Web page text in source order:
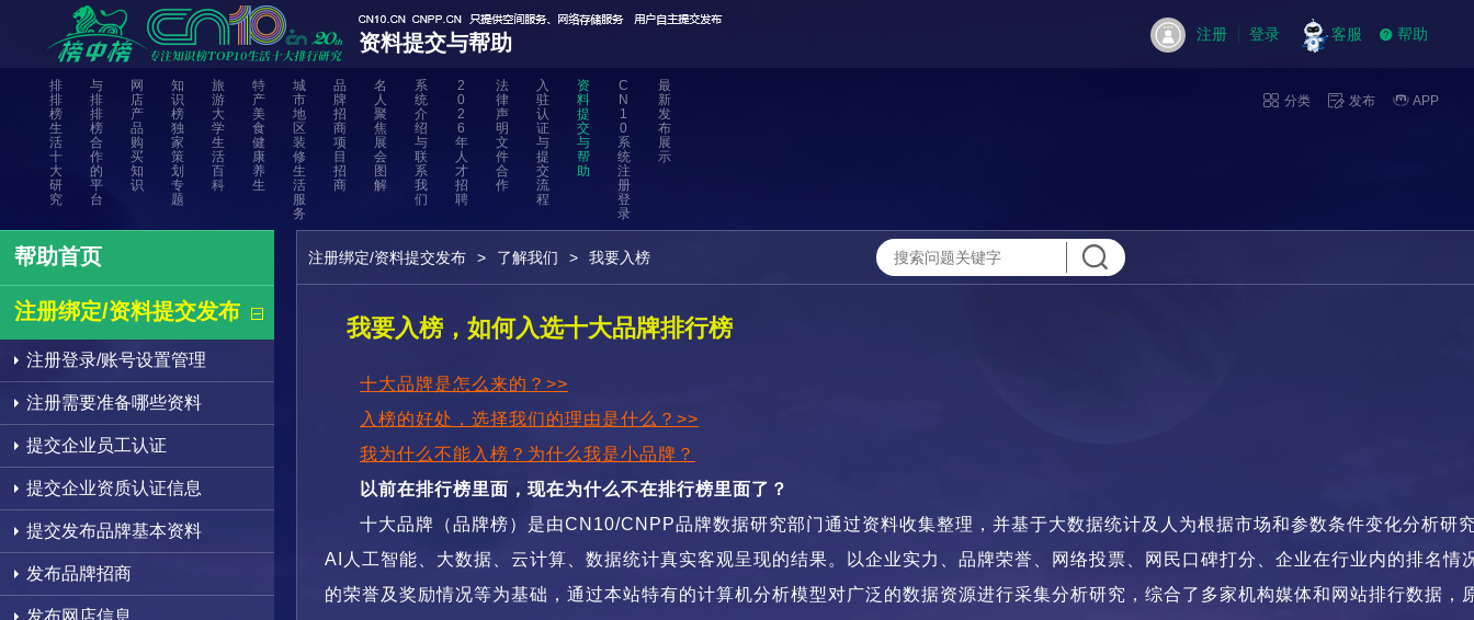
资料提交与帮助 注册 登录 客服 帮助
排
排
榜
生
活
十
大
研
究
与
排
排
榜
合
作
的
平
台
网
店
产
品
购
买
知
识
知
识
榜
独
家
策
划
专
题
旅
游
大
学
生
活
百
科
特
产
美
食
健
康
养
生
城
市
地
区
装
修
生
活
服
务
品
牌
招
商
项
目
招
商
名
人
聚
焦
展
会
图
解
系
统
介
绍
与
联
系
我
们
2
0
2
6
年
人
才
招
聘
法
律
声
明
文
件
合
作
入
驻
认
证
与
提
交
流
程
资
料
提
交
与
帮
助
C
N
1
0
系
统
注
册
登
录
最
新
发
布
展
示
分类 发布 APP
帮助首页
注册绑定/资料提交发布
注册登录/账号设置管理
注册需要准备哪些资料
提交企业员工认证
提交企业资质认证信息
提交发布品牌基本资料
发布品牌招商
发布网店信息
注册绑定/资料提交发布 > 了解我们 > 我要入榜
我要入榜，如何入选十大品牌排行榜
十大品牌是怎么来的？>>
入榜的好处，选择我们的理由是什么？>>
我为什么不能入榜？为什么我是小品牌？
以前在排行榜里面，现在为什么不在排行榜里面了？
十大品牌（品牌榜）是由CN10/CNPP品牌数据研究部门通过资料收集整理，并基于大数据统计及人为根据市场和参数条件变化分析研
AI人工智能、大数据、云计算、数据统计真实客观呈现的结果。以企业实力、品牌荣誉、网络投票、网民口碑打分、企业在行业内的排名情
的荣誉及奖励情况等为基础，通过本站特有的计算机分析模型对广泛的数据资源进行采集分析研究，综合了多家机构媒体和网站排行数据，